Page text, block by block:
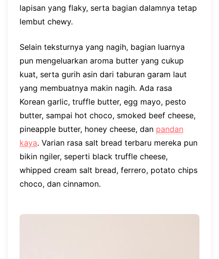
lapisan yang flaky, serta bagian dalamnya tetap
lembut chewy.
Selain teksturnya yang nagih, bagian luarnya
pun mengeluarkan aroma butter yang cukup
kuat, serta gurih asin dari taburan garam laut
yang membuatnya makin nagih. Ada rasa
Korean garlic, truffle butter, egg mayo, pesto
butter, sampai hot choco, smoked beef cheese,
pineapple butter, honey cheese, dan pandan
kaya. Varian rasa salt bread terbaru mereka pun
bikin ngiler, seperti black truffle cheese,
whipped cream salt bread, ferrero, potato chips
choco, dan cinnamon.